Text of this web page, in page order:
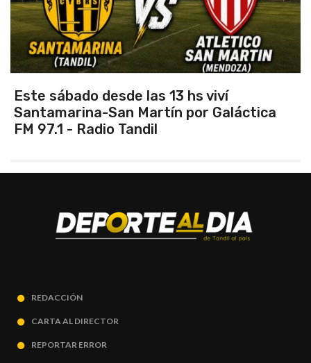
Este sábado desde las 13 hs viví
Santamarina-San Martín por Galáctica
FM 97.1 - Radio Tandil
REDACCIÓN
CARTA AL DIRECTOR
REPORTAR ERROR